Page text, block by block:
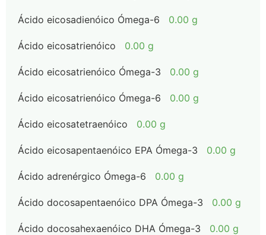
Ácido eicosadienóico Ómega-6 0.00 g
Ácido eicosatrienóico 0.00 g
Ácido eicosatrienóico Ómega-3 0.00 g
Ácido eicosatrienóico Ómega-6 0.00 g
Ácido eicosatetraenóico 0.00 g
Ácido eicosapentaenóico EPA Ómega-3 0.00 g
Ácido adrenérgico Ómega-6 0.00 g
Ácido docosapentaenóico DPA Ómega-3 0.00 g
Ácido docosahexaenóico DHA Ómega-3 0.00 g